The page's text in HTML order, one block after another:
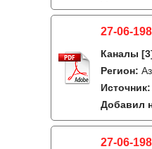
27-06-
Каналы
Регион:
Источник:
Добавил
27-06-